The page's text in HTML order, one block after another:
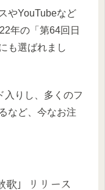
やYouTubeなど
年の「第64回日
も選ばれまし
入りし、多くのフ
など、今なお注
歌」リリース